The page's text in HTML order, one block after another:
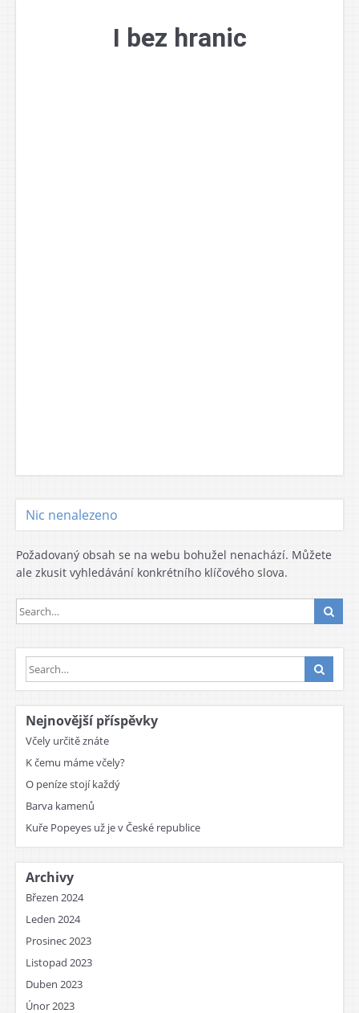
I bez hranic
Nic nenalezeno
Požadovaný obsah se na webu bohužel nenachází. Můžete
ale zkusit vyhledávání konkrétního klíčového slova.
Nejnovější příspěvky
Včely určitě znáte
K čemu máme včely?
O peníze stojí každý
Barva kamenů
Kuře Popeyes už je v České republice
Archivy
Březen 2024
Leden 2024
Prosinec 2023
Listopad 2023
Duben 2023
Únor 2023